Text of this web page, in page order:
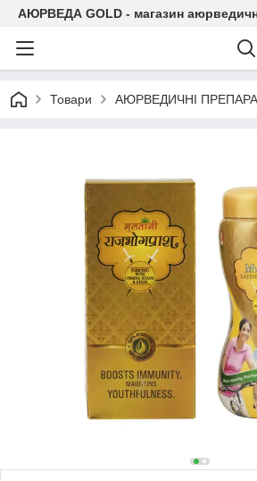
АЮРВЕДА GOLD - магазин
Товари АЮРВЕДИЧНІ